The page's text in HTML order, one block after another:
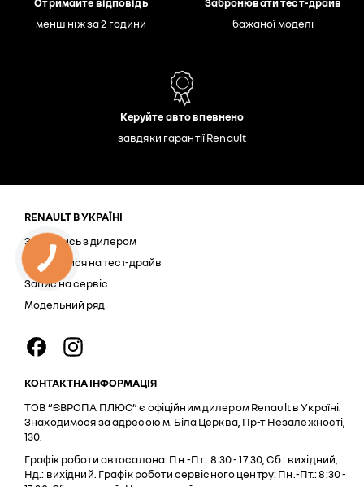
Отримайте відповідь
менш ніж за 2 години
Забронювати тест-драйв
бажаної моделі
Керуйте авто впевнено
завдяки гарантії Renault
RENAULT В УКРАЇНІ
Зв'язатись з дилером
Записатися на тест-драйв
Запис на сервіс
Модельний ряд
КОНТАКТНА ІНФОРМАЦІЯ
ТОВ “ЄВРОПА ПЛЮС” є офіційним дилером Renault в Україні.
Знаходимося за адресою м. Біла Церква, Пр-т Незалежності,
130.
Графік роботи автосалона: Пн.-Пт.: 8:30 - 17:30, Сб.: вихідний,
Нд.: вихідний. Графік роботи сервісного центру: Пн.-Пт.: 8:30 -